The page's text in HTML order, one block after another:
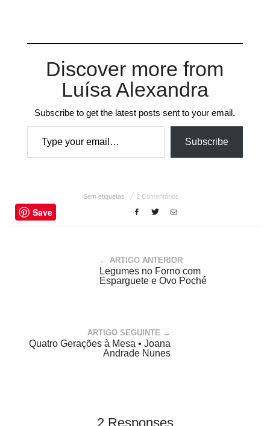
Discover more from
Luísa Alexandra
Subscribe to get the latest posts sent to your email.
Type your email…
Subscribe
Sem etiquetas 2 Comentários
Save
← ARTIGO ANTERIOR
Legumes no Forno com
Esparguete e Ovo Poché
ARTIGO SEGUINTE →
Quatro Gerações à Mesa • Joana
Andrade Nunes
2 Responses